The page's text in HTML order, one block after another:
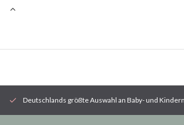
Deutschlands größte Auswahl an Baby- und